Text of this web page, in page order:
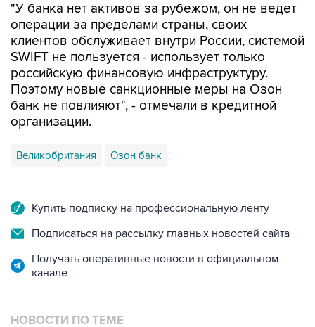
"У банка нет активов за рубежом, он не ведет
операции за пределами страны, своих
клиентов обслуживает внутри России, системой
SWIFT не пользуется - использует только
российскую финансовую инфраструктуру.
Поэтому новые санкционные меры на Озон
банк не повлияют", - отмечали в кредитной
организации.
Великобритания Озон банк
Купить подписку на профессиональную ленту
Подписаться на рассылку главных новостей сайта
Получать оперативные новости в официальном
канале
НОВОСТИ ПО ТЕМЕ